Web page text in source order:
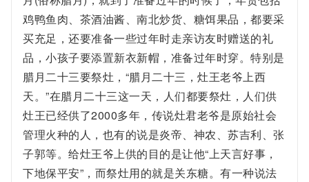
鸡鸭鱼肉、茶酒油酱、南北炒货、糖饵果品，都要采
买充足，还要准备一些过年时走亲访友时赠送的礼
品，小孩子要添置新衣新帽，准备过年时穿。特别是
腊月二十三要祭灶，“腊月二十三，灶王老爷上西
天。”在腊月二十三这一天，人们都要祭灶，人们供
灶王已经供了2000多年，传说灶君老爷是原始社会
管理火种的人，也有的说是炎帝、神农、苏吉利、张
子郭等。给灶王爷上供的目的是让他“上天言好事，
下地保平安”，而祭灶用的就是关东糖。有一种说法